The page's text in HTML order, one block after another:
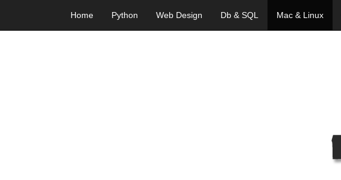
Home Python Web Design Db & SQL Mac & Linux